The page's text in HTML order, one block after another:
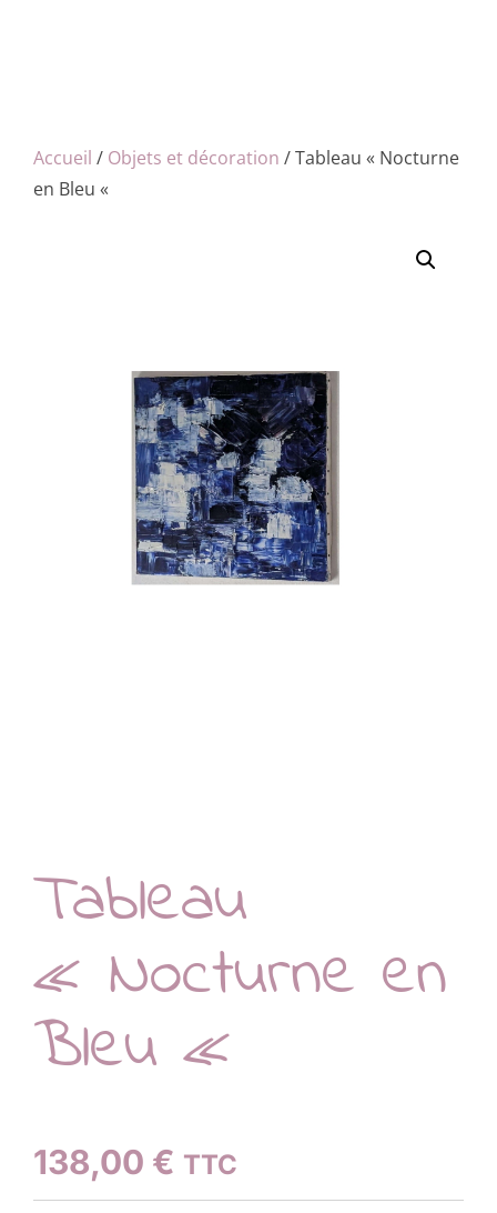
Accueil / Objets et décoration / Tableau « Nocturne
en Bleu «
Tableau
« Nocturne en
Bleu «
138,00 € TTC